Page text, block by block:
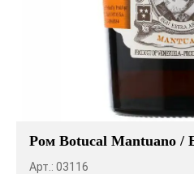
Ром Botucal Mantuano /
Арт.: 03116